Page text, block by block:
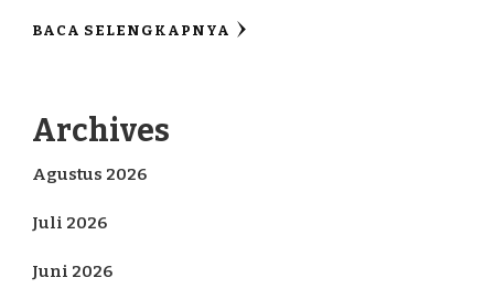
BACA SELENGKAPNYA
Archives
Agustus 2026
Juli 2026
Juni 2026